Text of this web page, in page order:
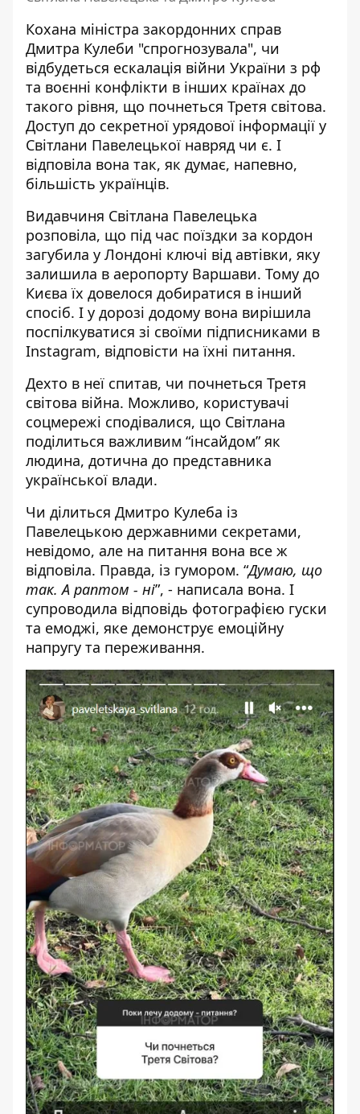
Кохана міністра закордонних справ
Дмитра Кулеби "спрогнозувала", чи
відбудеться ескалація війни України з рф
та воєнні конфлікти в інших країнах до
такого рівня, що почнеться Третя світова.
Доступ до секретної урядової інформації у
Світлани Павелецької навряд чи є. І
відповіла вона так, як думає, напевно,
більшість українців.
Видавчиня Світлана Павелецька
розповіла, що під час поїздки за кордон
загубила у Лондоні ключі від автівки, яку
залишила в аеропорту Варшави. Тому до
Києва їх довелося добиратися в інший
спосіб. І у дорозі додому вона вирішила
поспілкуватися зі своїми підписниками в
Instagram, відповісти на їхні питання.
Дехто в неї спитав, чи почнеться Третя
світова війна. Можливо, користувачі
соцмережі сподівалися, що Світлана
поділиться важливим “інсайдом” як
людина, дотична до представника
української влади.
Чи ділиться Дмитро Кулеба із
Павелецькою державними секретами,
невідомо, але на питання вона все ж
відповіла. Правда, із гумором. “Думаю, що
так. А раптом - ні”, - написала вона. І
супроводила відповідь фотографією гуски
та емоджі, яке демонструє емоційну
напругу та переживання.